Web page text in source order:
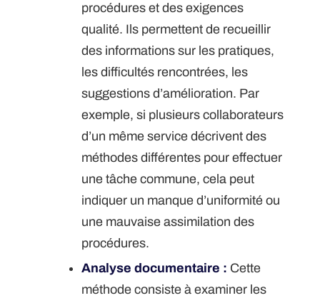
procédures et des exigences
qualité. Ils permettent de recueillir
des informations sur les pratiques,
les difficultés rencontrées, les
suggestions d’amélioration. Par
exemple, si plusieurs collaborateurs
d’un même service décrivent des
méthodes différentes pour effectuer
une tâche commune, cela peut
indiquer un manque d’uniformité ou
une mauvaise assimilation des
procédures.
Analyse documentaire : Cette
méthode consiste à examiner les